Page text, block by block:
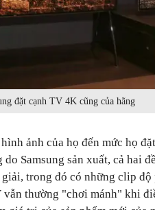
đặt cạnh TV 4K cũng của hãng
ảnh của họ đến mức họ
Samsung sản xuất, cả hai
trong đó có những clip độ
vẫn thường "chơi mánh" khi